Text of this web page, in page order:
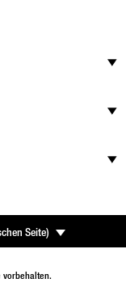
Seite)
vorbehalten.